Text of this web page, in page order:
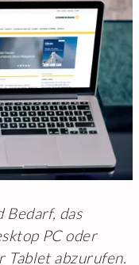
Bedarf, das
PC oder
Tablet abzurufen.